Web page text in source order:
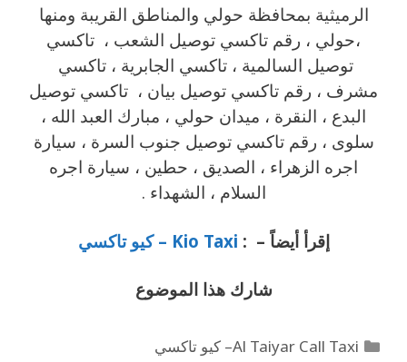
الرميثية بمحافظة حولي والمناطق القريبة ‎ومنها
،حولي ، رقم تاكسي توصيل الشعب ، تاكسي
توصيل السالمية ، تاكسي الجابرية ، تاكسي
مشرف ، رقم تاكسي توصيل بيان ، تاكسي توصيل
البدع ، النقرة ، ميدان حولي ، مبارك العبد الله ،
سلوى ، رقم تاكسي توصيل جنوب السرة ، سيارة
اجره الزهراء ، الصديق ، حطين ، سيارة اجره
السلام ، الشهداء .
إقرأ أيضاً – : Kio Taxi – كيو تاكسي
شارك هذا الموضوع
Al Taiyar Call Taxi– كيو تاكسي